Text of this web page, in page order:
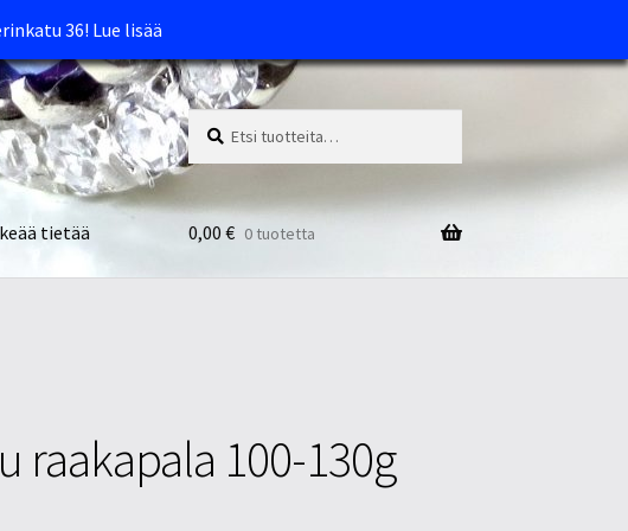
36! Lue lisää
Etsi:
Haku
tietää 0,00 € 0 tuotetta
raakapala 100-130g